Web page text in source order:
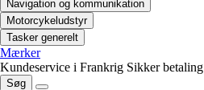
Navigation og kommunikation
Motorcykeludstyr
Tasker generelt
Mærker
Kundeservice i Frankrig Sikker betaling
Søg